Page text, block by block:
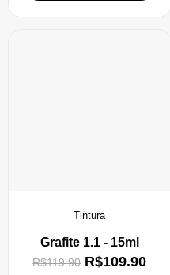
Tintura
Grafite 1.1 - 15ml
R$119.90 R$109.90